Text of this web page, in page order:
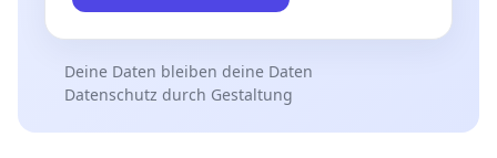
Deine Daten bleiben deine Daten
Datenschutz durch Gestaltung